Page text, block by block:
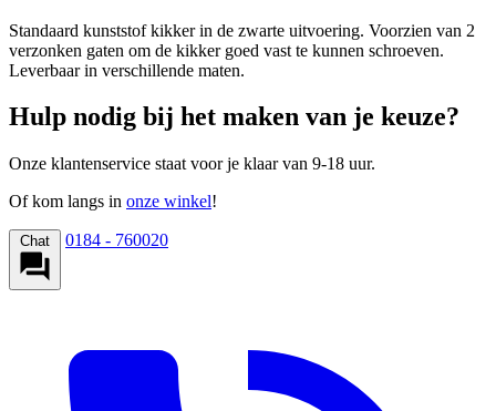
Standaard kunststof kikker in de zwarte uitvoering. Voorzien van 2
verzonken gaten om de kikker goed vast te kunnen schroeven.
Leverbaar in verschillende maten.
Hulp nodig bij het maken van je keuze?
Onze klantenservice staat voor je klaar van 9-18 uur.
Of kom langs in onze winkel!
Chat 0184 - 760020